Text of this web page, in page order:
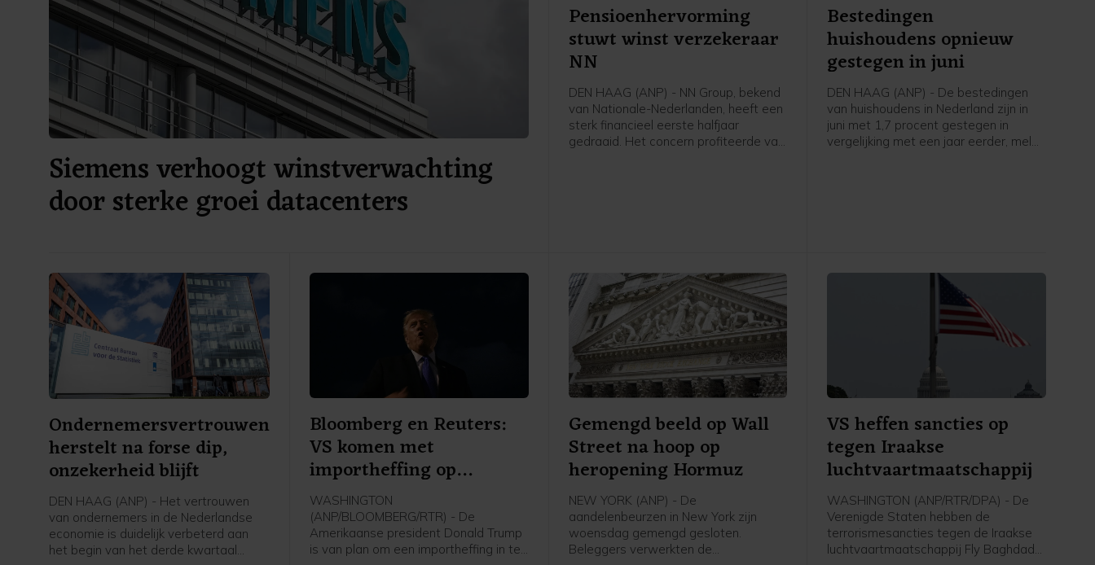
Siemens verhoogt winstverwachting
door sterke groei datacenters
Pensioenhervorming
stuwt winst verzekeraar
NN
DEN HAAG (ANP) - NN Group, bekend
van Nationale-Nederlanden, heeft een
sterk financieel eerste halfjaar
gedraaid. Het concern profiteerde van
Bestedingen
huishoudens opnieuw
gestegen in juni
DEN HAAG (ANP) - De bestedingen
van huishoudens in Nederland zijn in
juni met 1,7 procent gestegen in
vergelijking met een jaar eerder, meldt
Ondernemersvertrouwen
herstelt na forse dip,
onzekerheid blijft
DEN HAAG (ANP) - Het vertrouwen
van ondernemers in de Nederlandse
economie is duidelijk verbeterd aan
het begin van het derde kwartaal
Bloomberg en Reuters:
VS komen met
importheffing op
polysilicium
WASHINGTON
(ANP/BLOOMBERG/RTR) - De
Amerikaanse president Donald Trump
is van plan om een importheffing in te
Gemengd beeld op Wall
Street na hoop op
heropening Hormuz
NEW YORK (ANP) - De
aandelenbeurzen in New York zijn
woensdag gemengd gesloten.
Beleggers verwerkten de
VS heffen sancties op
tegen Iraakse
luchtvaartmaatschappij
WASHINGTON (ANP/RTR/DPA) - De
Verenigde Staten hebben de
terrorismesancties tegen de Iraakse
luchtvaartmaatschappij Fly Baghdad